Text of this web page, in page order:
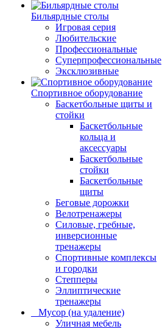
Бильярдные столы
Игровая серия
Любительские
Профессиональные
Суперпрофессиональные
Эксклюзивные
Спортивное оборудование
Баскетбольные щиты и
стойки
Баскетбольные
кольца и
аксессуары
Баскетбольные
стойки
Баскетбольные
щиты
Беговые дорожки
Велотренажеры
Силовые, гребные,
инверсионные
тренажеры
Спортивные комплексы
и городки
Степперы
Эллиптические
тренажеры
_ Мусор (на удаление)
Уличная мебель